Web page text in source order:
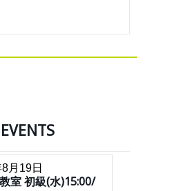
月19日
室 初級(水)15:00/